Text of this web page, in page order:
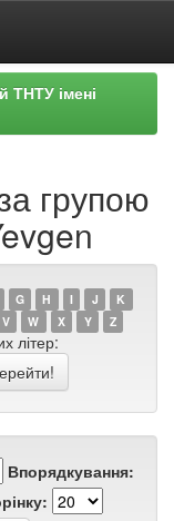
ТНТУ імені
групою
G H I J
K
V W X Y Z
літер:
Впорядкування: